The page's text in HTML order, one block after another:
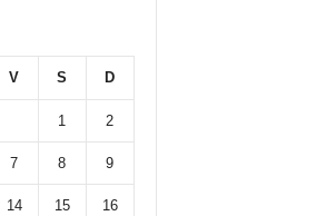
V S D
1 2
7 8 9
14 15 16